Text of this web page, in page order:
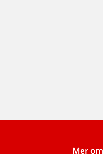
Mer om